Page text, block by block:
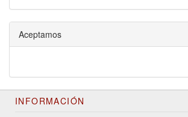
Aceptamos
INFORMACIÓN